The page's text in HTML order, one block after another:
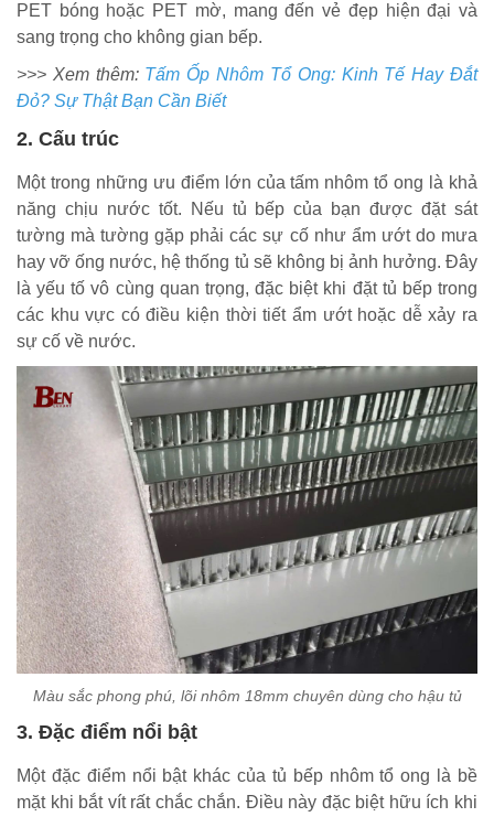
PET bóng hoặc PET mờ, mang đến vẻ đẹp hiện đại và
sang trọng cho không gian bếp.
>>> Xem thêm: Tấm Ốp Nhôm Tổ Ong: Kinh Tế Hay Đắt
Đỏ? Sự Thật Bạn Cần Biết
2. Cấu trúc
Một trong những ưu điểm lớn của tấm nhôm tổ ong là khả
năng chịu nước tốt. Nếu tủ bếp của bạn được đặt sát
tường mà tường gặp phải các sự cố như ẩm ướt do mưa
hay vỡ ống nước, hệ thống tủ sẽ không bị ảnh hưởng. Đây
là yếu tố vô cùng quan trọng, đặc biệt khi đặt tủ bếp trong
các khu vực có điều kiện thời tiết ẩm ướt hoặc dễ xảy ra
sự cố về nước.
Màu sắc phong phú, lõi nhôm 18mm chuyên dùng cho hậu tủ
3. Đặc điểm nổi bật
Một đặc điểm nổi bật khác của tủ bếp nhôm tổ ong là bề
mặt khi bắt vít rất chắc chắn. Điều này đặc biệt hữu ích khi